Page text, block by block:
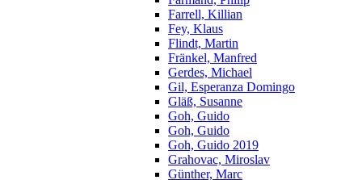
Farrell, Killian
Fey, Klaus
Flindt, Martin
Fränkel, Manfred
Gerdes, Michael
Gil, Esperanza Domingo
Gläß, Susanne
Goh, Guido
Goh, Guido
Goh, Guido 2019
Grahovac, Miroslav
Günther, Marc